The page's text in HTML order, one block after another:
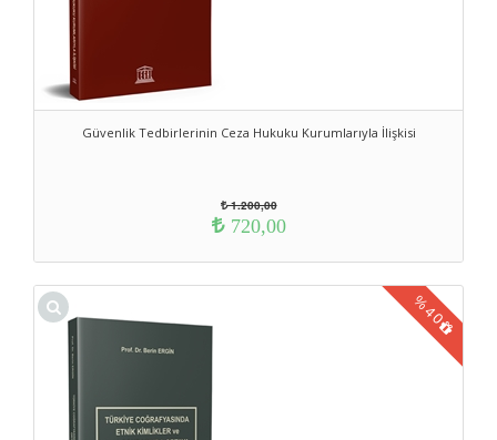
Güvenlik Tedbirlerinin Ceza Hukuku Kurumlarıyla İlişkisi
1.200,00
720,00
%40